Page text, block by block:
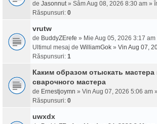
de Jasonnut» Sâm Aug 08, 2026 8:30 am »
Răspunsuri: 0
vrutw
de BuddyZErefe » Mie Aug 05, 2026 3:17 am
Ultimul mesaj de WilliamGok » Vin Aug 07,
Răspunsuri: 1
Каким образом отыскать мастера
сварочного мастера
de Ernestjoymn » Vin Aug 07, 2026 5:06 am
Răspunsuri: 0
uwxdx